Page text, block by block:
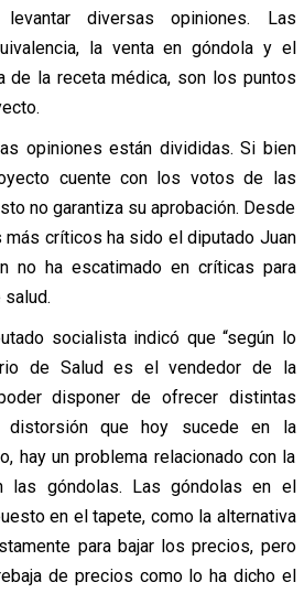
diversas opiniones. Las
la venta en góndola y el
de la receta médica, son los puntos
opiniones están divididas. Si bien
cuente con los votos de las
no garantiza su aprobación. Desde
más críticos ha sido el diputado Juan
no ha escatimado en críticas para
socialista indicó que “según lo
de Salud es el vendedor de la
disponer de ofrecer distintas
distorsión que hoy sucede en la
hay un problema relacionado con la
las góndolas. Las góndolas en el
en el tapete, como la alternativa
para bajar los precios, pero
de precios como lo ha dicho el